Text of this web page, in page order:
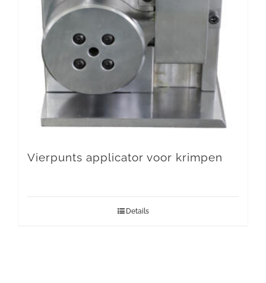
Vierpunts applicator voor krimpen
Details